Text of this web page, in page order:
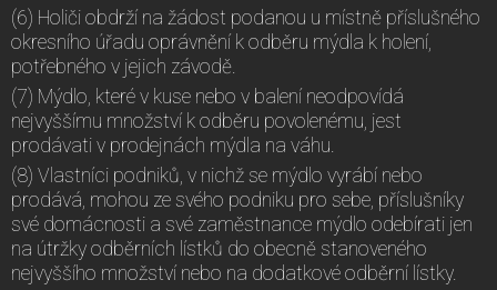
(6) Holiči obdrží na žádost podanou u místně příslušného
okresního úřadu oprávnění k odběru mýdla k holení,
potřebného v jejich závodě.
(7) Mýdlo, které v kuse nebo v balení neodpovídá
nejvyššímu množství k odběru povolenému, jest
prodávati v prodejnách mýdla na váhu.
(8) Vlastníci podniků, v nichž se mýdlo vyrábí nebo
prodává, mohou ze svého podniku pro sebe, příslušníky
své domácnosti a své zaměstnance mýdlo odebírati jen
na útržky odběrních lístků do obecně stanoveného
nejvyššího množství nebo na dodatkové odběrní lístky.